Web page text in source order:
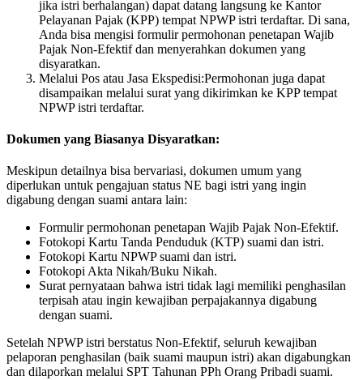
jika istri berhalangan) dapat datang langsung ke Kantor
Pelayanan Pajak (KPP) tempat NPWP istri terdaftar. Di sana,
Anda bisa mengisi formulir permohonan penetapan Wajib
Pajak Non-Efektif dan menyerahkan dokumen yang
disyaratkan.
Melalui Pos atau Jasa Ekspedisi:Permohonan juga dapat
disampaikan melalui surat yang dikirimkan ke KPP tempat
NPWP istri terdaftar.
Dokumen yang Biasanya Disyaratkan:
Meskipun detailnya bisa bervariasi, dokumen umum yang
diperlukan untuk pengajuan status NE bagi istri yang ingin
digabung dengan suami antara lain:
Formulir permohonan penetapan Wajib Pajak Non-Efektif.
Fotokopi Kartu Tanda Penduduk (KTP) suami dan istri.
Fotokopi Kartu NPWP suami dan istri.
Fotokopi Akta Nikah/Buku Nikah.
Surat pernyataan bahwa istri tidak lagi memiliki penghasilan
terpisah atau ingin kewajiban perpajakannya digabung
dengan suami.
Setelah NPWP istri berstatus Non-Efektif, seluruh kewajiban
pelaporan penghasilan (baik suami maupun istri) akan digabungkan
dan dilaporkan melalui SPT Tahunan PPh Orang Pribadi suami.